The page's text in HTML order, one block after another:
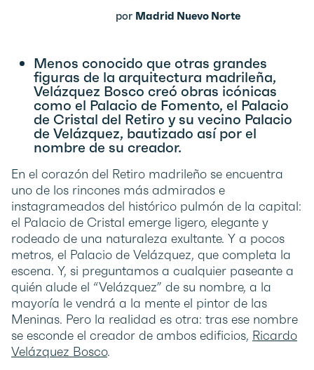
Menos conocido que otras grandes
figuras de la arquitectura madrileña,
Velázquez Bosco creó obras icónicas
como el Palacio de Fomento, el Palacio
de Cristal del Retiro y su vecino Palacio
de Velázquez, bautizado así por el
nombre de su creador.
En el corazón del Retiro madrileño se encuentra
uno de los rincones más admirados e
instagrameados del histórico pulmón de la capital:
el Palacio de Cristal emerge ligero, elegante y
rodeado de una naturaleza exultante. Y a pocos
metros, el Palacio de Velázquez, que completa la
escena. Y, si preguntamos a cualquier paseante a
quién alude el “Velázquez” de su nombre, a la
mayoría le vendrá a la mente el pintor de las
Meninas. Pero la realidad es otra: tras ese nombre
se esconde el creador de ambos edificios, Ricardo
Velázquez Bosco.
por Madrid Nuevo Norte